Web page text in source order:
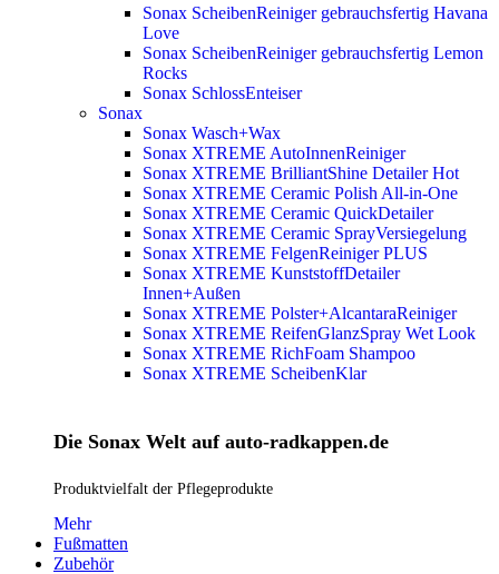
Sonax ScheibenReiniger gebrauchsfertig Havana
Love
Sonax ScheibenReiniger gebrauchsfertig Lemon
Rocks
Sonax SchlossEnteiser
Sonax
Sonax Wasch+Wax
Sonax XTREME AutoInnenReiniger
Sonax XTREME BrilliantShine DetailerHot
Sonax XTREME Ceramic Polish All-in-One
Sonax XTREME Ceramic QuickDetailer
Sonax XTREME Ceramic SprayVersiegelung
Sonax XTREME FelgenReiniger PLUS
Sonax XTREME KunststoffDetailer
Innen+Außen
Sonax XTREME Polster+AlcantaraReiniger
Sonax XTREME ReifenGlanzSpray Wet Look
Sonax XTREME RichFoam Shampoo
Sonax XTREME ScheibenKlar
Die Sonax Welt auf auto-radkappen.de
Produktvielfalt der Pflegeprodukte
Mehr
Fußmatten
Zubehör